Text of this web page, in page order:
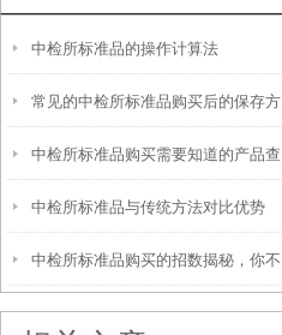
中检所标准品的操作计算法
常见的中检所标准品购买后的保存方
法
中检所标准品购买需要知道的产品查
询方法
中检所标准品与传统方法对比优势
中检所标准品购买的招数揭秘，你不
看看？